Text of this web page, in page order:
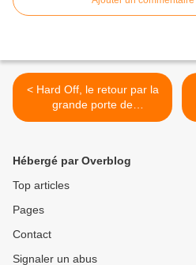
< Hard Off, le retour par la
grande porte de
Bloodhound Gang !
Hébergé par Overblog
Top articles
Pages
Contact
Signaler un abus